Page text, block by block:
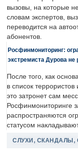
вызовы, на которые
словам экспертов,
переводится на
абонентов.
Росфинмониторинг:
экстремиста Дурова не
После того, как
в список террористов
это затронет сам
Росфинмониторинге
распространяются
статусом
СЛУХИ, СКАНДАЛЫ,